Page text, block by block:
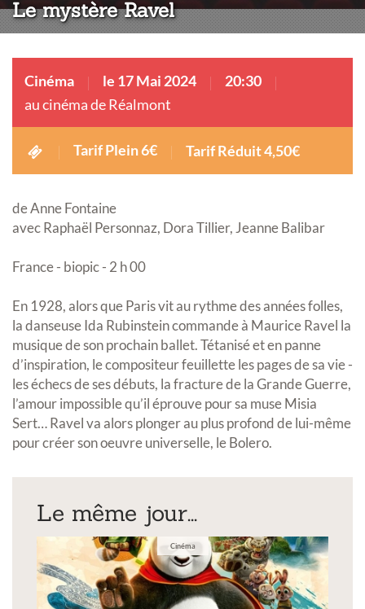
Le mystère Ravel
Cinéma le 17 Mai 2024
20:30
au cinéma de Réalmont
Tarif Plein 6€ Tarif Réduit 4,50€
de Anne Fontaine
avec Raphaël Personnaz, Dora Tillier, Jeanne Balibar
France - biopic - 2 h 00
En 1928, alors que Paris vit au rythme des années folles,
la danseuse Ida Rubinstein commande à Maurice Ravel la
musique de son prochain ballet. Tétanisé et en panne
d’inspiration, le compositeur feuillette les pages de sa vie -
les échecs de ses débuts, la fracture de la Grande Guerre,
l’amour impossible qu’il éprouve pour sa muse Misia
Sert… Ravel va alors plonger au plus profond de lui-même
pour créer son oeuvre universelle, le Bolero.
Le même jour...
Cinéma